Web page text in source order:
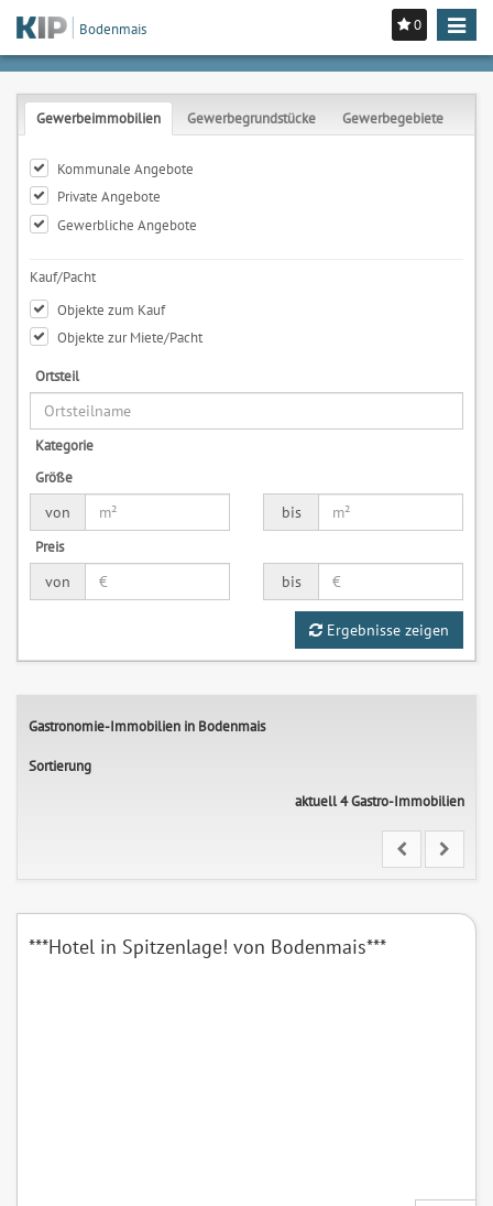
0
Toggle
Bodenmais
Gewerbeimmobilien Gewerbegrundstücke Gewerbegebiete
Kommunale Angebote
Private Angebote
Gewerbliche Angebote
Kauf/Pacht
Objekte zum Kauf
Objekte zur Miete/Pacht
Ortsteil
Kategorie
Größe
von
bis
Preis
von
bis
Ergebnisse zeigen
Gastronomie-Immobilien in Bodenmais
Sortierung
aktuell 4 Gastro-Immobilien
***Hotel in Spitzenlage! von Bodenmais***